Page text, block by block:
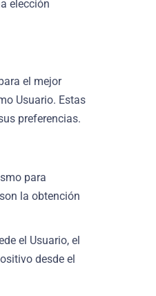
elección
el mejor
Usuario. Estas
preferencias.
para
la obtención
el Usuario, el
desde el